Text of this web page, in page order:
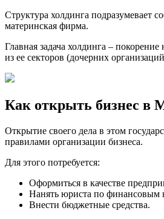
Структура холдинга подразумевает
материнская фирма.
Главная задача холдинга –
из ее секторов (дочерних
Как открыть бизнес в
Открытие своего дела в этом
правилами организации бизнеса.
Для этого потребуется:
Оформиться в качестве
Нанять юриста по финансовым
Внести бюджетные средства.